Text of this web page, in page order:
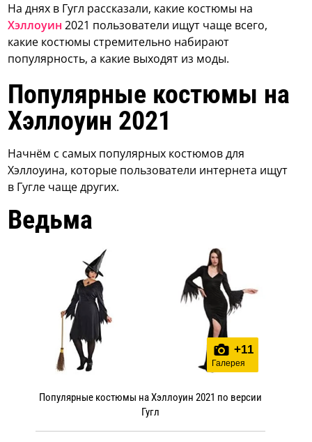
На днях в Гугл рассказали, какие костюмы на
Хэллоуин 2021 пользователи ищут чаще всего,
какие костюмы стремительно набирают
популярность, а какие выходят из моды.
Популярные костюмы на
Хэллоуин 2021
Начнём с самых популярных костюмов для
Хэллоуина, которые пользователи интернета ищут
в Гугле чаще других.
Ведьма
+11
Галерея
Популярные костюмы на Хэллоуин 2021 по версии
Гугл